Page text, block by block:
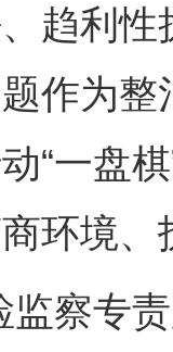
趋利
作为
“一盘
环境、
察专责